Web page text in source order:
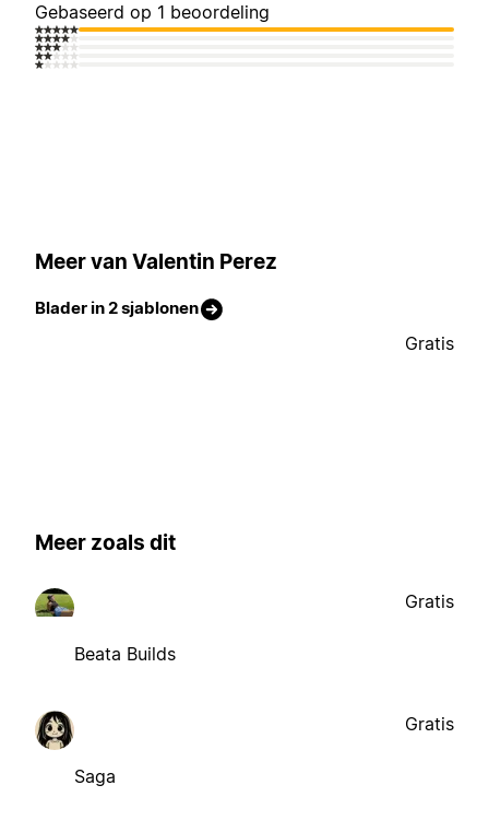
Gebaseerd op 1 beoordeling
Meer van Valentin Perez
Blader in 2 sjablonen
Gratis
Meer zoals dit
Beata Builds
Gratis
Saga
Gratis